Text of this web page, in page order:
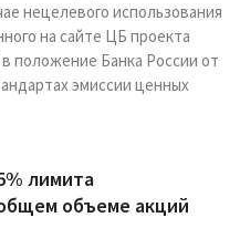
нецелевого использования
на сайте ЦБ проекта
положение Банка России от
эмиссии ценных
лимита
объеме акций